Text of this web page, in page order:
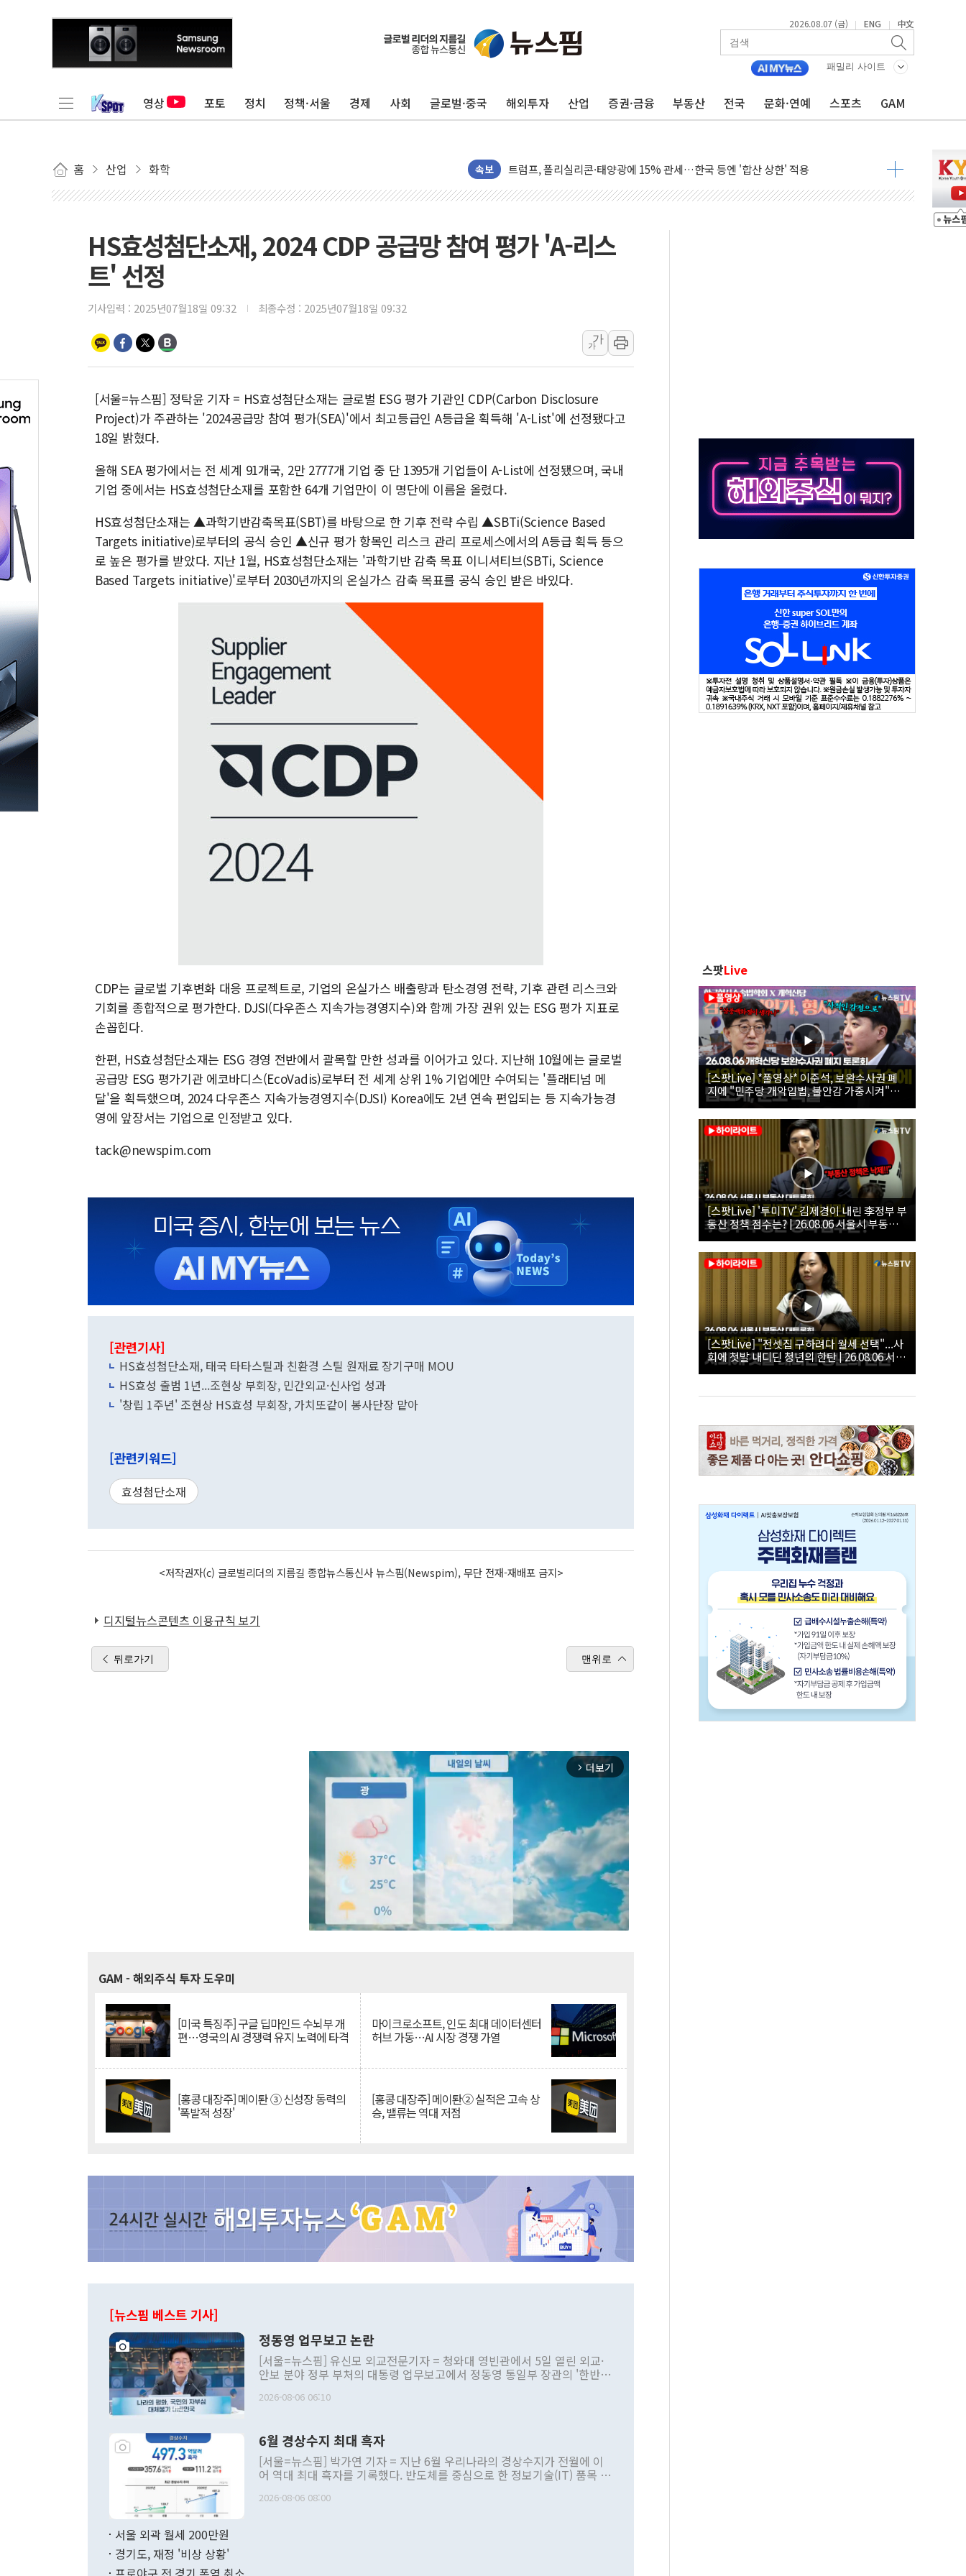
2026.08.07 (금) | ENG | 中文
패밀리 사이트
영상 포토 정치 정책·서울 경제 사회 글로벌·중국 해외투자 산업 증권·금융 부동산 전국 문화·연예 스포츠 GAM
홈 산업 화학 속보
카드사 고객 유입 창구 된 '트래블카드'…휴가철 넘어 장기 고객 묶는다
[채권/외환] 국제유가 급등에 미 국채금리·달러 동반 상승…시장, 美 고용지표 촉각
트럼프, '원정출산 시민권 차단' 행정명령 서명…출생시민권 제한 재시동
현대리바트, 원가 개선으로 실적 방어…다음 과제는 '외형 확대'
"세금 부담 덜자"…비거주 1주택자 귀환 조짐에 전월세시장 '긴장'
이란, 오만과 호르무즈 해협 재개방 합의 막바지.."美와 직접 협상 없어"
[민주 당권주자 일정] 송영길·정청래·김민석 후보 - 8월 7일
[오늘의 정치일정] 8월 7일(금)
이란, 美·이스라엘 선박 호르무즈 통항 제한 추진…美 "통행 막을 권한 없어"
유럽증시, 견조한 실적 소화하며 대부분 상승… "2분기 기업 순이익 21% 증가" 전망
리투아니아 국방 "러, 우크라 드론으로 나토 회원국 공격 검토… 거짓 깃발 작전"
구광모, 내주 실리콘밸리서 젠슨 황 재회…로봇·AI 데이터센터·모빌리티 구체화
HS효성첨단소재, 2024 CDP 공급망 참여 평가 'A-리스
트' 선정
기사입력 : 2025년07월18일 09:32 최종수정 : 2025년07월18일 09:32
가
가
[서울=뉴스핌] 정탁윤 기자 = HS효성첨단소재는 글로벌 ESG 평가 기관인 CDP(Carbon Disclosure
Project)가 주관하는 '2024공급망 참여 평가(SEA)'에서 최고등급인 A등급을 획득해 'A-List'에 선정됐다고
18일 밝혔다.
올해 SEA 평가에서는 전 세계 91개국, 2만 2777개 기업 중 단 1395개 기업들이 A-List에 선정됐으며, 국내
기업 중에서는 HS효성첨단소재를 포함한 64개 기업만이 이 명단에 이름을 올렸다.
HS효성첨단소재는 ▲과학기반감축목표(SBT)를 바탕으로 한 기후 전략 수립 ▲SBTi(Science Based
Targets initiative)로부터의 공식 승인 ▲신규 평가 항목인 리스크 관리 프로세스에서의 A등급 획득 등으
로 높은 평가를 받았다. 지난 1월, HS효성첨단소재는 '과학기반 감축 목표 이니셔티브(SBTi, Science
Based Targets initiative)'로부터 2030년까지의 온실가스 감축 목표를 공식 승인 받은 바있다.
CDP는 글로벌 기후변화 대응 프로젝트로, 기업의 온실가스 배출량과 탄소경영 전략, 기후 관련 리스크와
기회를 종합적으로 평가한다. DJSI(다우존스 지속가능경영지수)와 함께 가장 권위 있는 ESG 평가 지표로
손꼽힌다.
한편, HS효성첨단소재는 ESG 경영 전반에서 괄목할 만한 성과를 이어가고 있다. 지난해 10월에는 글로벌
공급망 ESG 평가기관 에코바디스(EcoVadis)로부터 전 세계 상위 1% 기업에만 수여되는 '플래티넘 메
달'을 획득했으며, 2024 다우존스 지속가능경영지수(DJSI) Korea에도 2년 연속 편입되는 등 지속가능경
영에 앞장서는 기업으로 인정받고 있다.
tack@newspim.com
[관련기사]
HS효성첨단소재, 태국 타타스틸과 친환경 스틸 원재료 장기구매 MOU
HS효성 출범 1년...조현상 부회장, 민간외교·신사업 성과
'창립 1주년' 조현상 HS효성 부회장, 가치또같이 봉사단장 맡아
[관련키워드]
효성첨단소재
<저작권자(c) 글로벌리더의 지름길 종합뉴스통신사 뉴스핌(Newspim), 무단 전재-재배포 금지>
디지털뉴스콘텐츠 이용규칙 보기
뒤로가기 맨위로
arrow_forward_ios 더보기
GAM - 해외주식 투자 도우미
[미국 특징주] 구글 딥마인드 수뇌부 개
편…영국의 AI 경쟁력 유지 노력에 타격
마이크로소프트, 인도 최대 데이터센터
허브 가동…AI 시장 경쟁 가열
[홍콩 대장주] 메이퇀 ③ 신성장 동력의
'폭발적 성장'
[홍콩 대장주] 메이퇀② 실적은 고속 상
승, 밸류는 역대 저점
[뉴스핌 베스트 기사]
정동영 업무보고 논란
[서울=뉴스핌] 유신모 외교전문기자 = 청와대 영빈관에서 5일 열린 외교·
안보 분야 정부 부처의 대통령 업무보고에서 정동영 통일부 장관의 '한반도
발언 중에는 정부 내 조율을 거치지 않은 사안을 정책으로 추진하겠다고 공
주의적 희망에 근거한 비현실적 구상'이라는 비판을 내놨다. 그동안 정 장
관의 대북 정책 관련 발언이 물의를 빚은 적은 여러 번 있지만 대통령과 유
관 부처 장관이 공개적으로 부정적 입장을 표명한 것은 이례적이다. 정 장
관의 무리한 대북 접근법과 월권을 제어해야 한다는 목소리도 높아지고 있
다. [정동영 통일부 장관이 지난달 23일 오후 서울 종로구 정부서울청사에
2026-08-06 06:10
6월 경상수지 최대 흑자
[서울=뉴스핌] 박가연 기자 = 지난 6월 우리나라의 경상수지가 전월에 이
어 역대 최대 흑자를 기록했다. 반도체를 중심으로 한 정보기술(IT) 품목 수
료=한국은행] 한국은행이 6일 발표한 '2026년 6월 국제수지(잠정)'에 따르
2026-08-06 08:00
서울 외곽 월세 200만원
경기도, 재정 '비상 상황'
스팟Live
[스팟Live] *풀영상* 이준석, 보완수사권 폐
지에 "민주당 개악입법, 불안감 가중시켜"｜
26.08.06 개혁신당 보완수사권 폐지 토론회
[스팟Live] '투미TV' 김제경이 내린 李정부 부
동산 정책 점수는? | 26.08.06 서울시 부동산
대토론회
[스팟Live] "전셋집 구하려다 월세 선택"...사
회에 첫발 내디딘 청년의 한탄 | 26.08.06 서울
시 부동산 대토론회